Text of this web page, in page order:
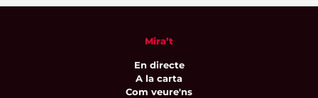
Mira’t
En directe
A la carta
Com veure'ns